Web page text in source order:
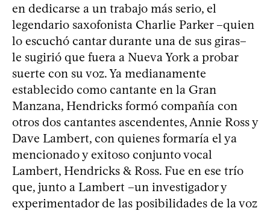
en dedicarse a un trabajo más serio, el
legendario saxofonista Charlie Parker –quien
lo escuchó cantar durante una de sus giras–
le sugirió que fuera a Nueva York a probar
suerte con su voz. Ya medianamente
establecido como cantante en la Gran
Manzana, Hendricks formó compañía con
otros dos cantantes ascendentes, Annie Ross y
Dave Lambert, con quienes formaría el ya
mencionado y exitoso conjunto vocal
Lambert, Hendricks & Ross. Fue en ese trío
que, junto a Lambert –un investigador y
experimentador de las posibilidades de la voz